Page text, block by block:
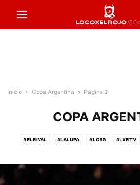
Inicio Copa Argentina Página 3
COPA
#ELRIVAL #LALUPA #LOS5 #LXRTV
#VENTADEENTRADAS ACTUALIDAD
FÚTBOL FEMENINO